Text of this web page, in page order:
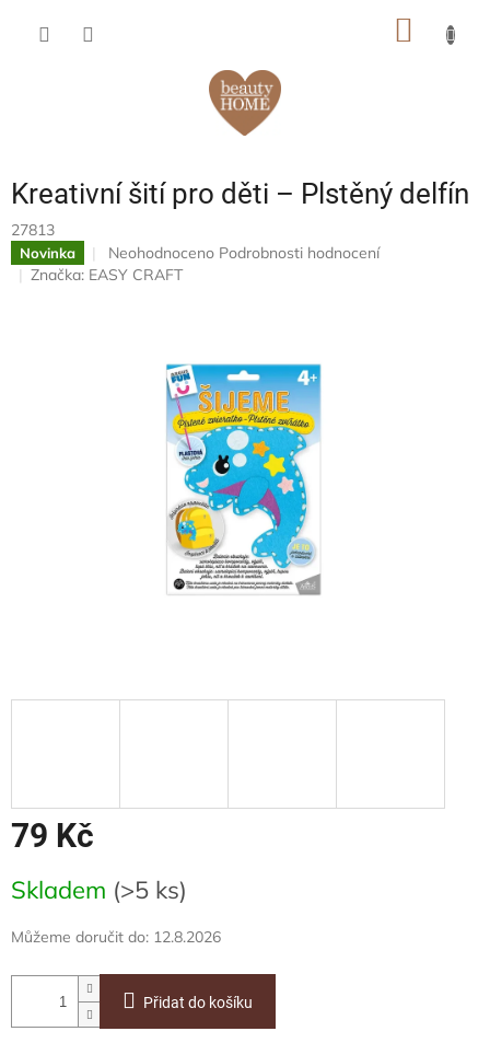
Kreativní šití pro děti – Plstěný delfín
27813
Novinka
Průměrné
hodnocení
hvězdiček.
Neohodnoceno Podrobnosti hodnocení
Značka: EASY CRAFT
79 Kč
cena:
Skladem (>5 ks)
Můžeme doručit do: 12.8.2026
Přidat do košíku